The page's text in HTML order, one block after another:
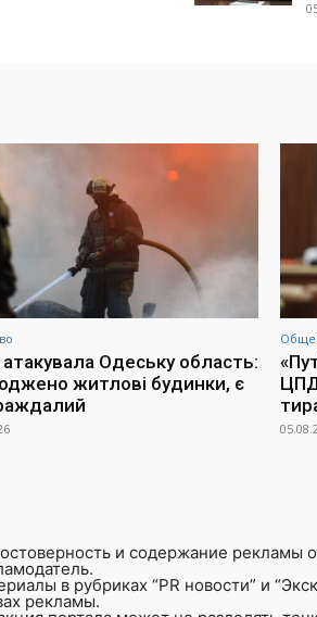
атакувала Одеську область:
житлові будинки, є
ЦПД
и содержание рекламы
в рубриках “PR новости” и
рекламы.